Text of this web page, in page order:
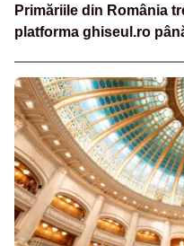
Primăriile din România
platforma ghiseul.ro